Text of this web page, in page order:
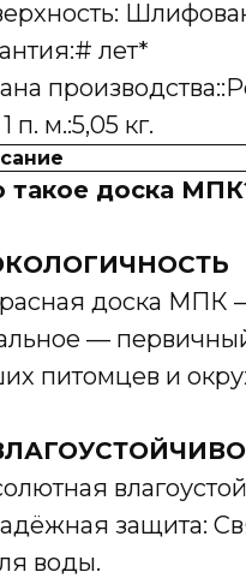
лет*
п. м.:5,05 кг.
такое доска
доска МПК
—
питомцев и
защита:
воды.